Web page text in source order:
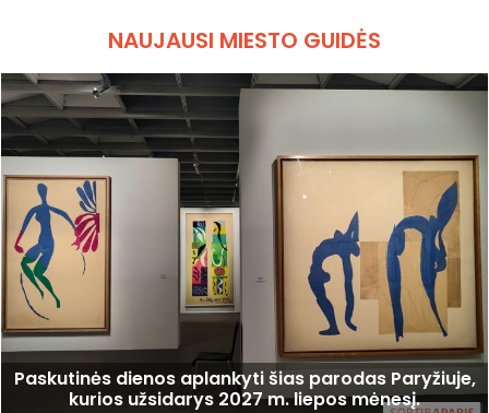
NAUJAUSI MIESTO GUIDĖS
Paskutinės dienos aplankyti šias parodas Paryžiuje,
kurios užsidarys 2027 m. liepos mėnesį.